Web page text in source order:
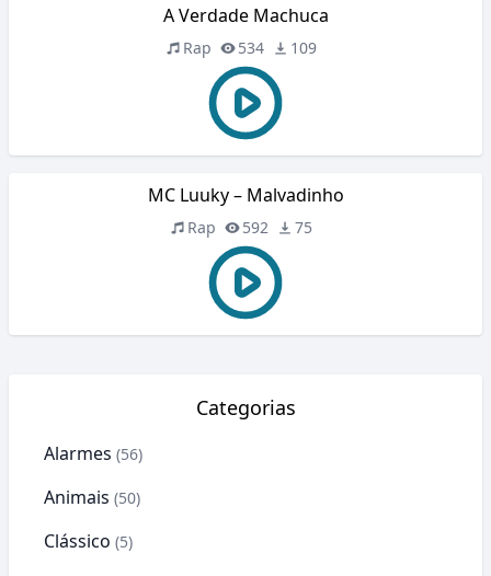
A Verdade Machuca
Rap 534 109
MC Luuky – Malvadinho
Rap 592 75
Categorias
Alarmes (56)
Animais (50)
Clássico (5)